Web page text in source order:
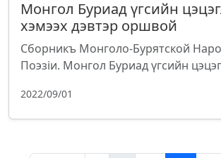
Монгол Буриад үгсийн
хэмээх дэвтэр оршвой
Сборникъ Монголо-Бурятской
Поэзiи. Монгол Буриад үгсийн
2022/09/01